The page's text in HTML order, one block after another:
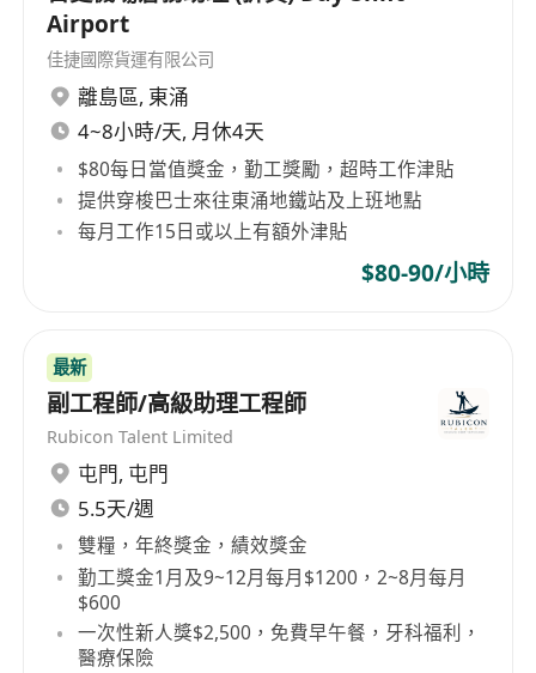
Airport
佳捷國際貨運有限公司
離島區, 東涌
4~8小時/天, 月休4天
$80每日當值獎金，勤工獎勵，超時工作津貼
提供穿梭巴士來往東涌地鐵站及上班地點
每月工作15日或以上有額外津貼
$80-90/小時
最新
副工程師/高級助理工程師
Rubicon Talent Limited
屯門, 屯門
5.5天/週
雙糧，年終獎金，績效獎金
勤工獎金1月及9~12月每月$1200，2~8月每月
$600
一次性新人獎$2,500，免費早午餐，牙科福利，
醫療保險